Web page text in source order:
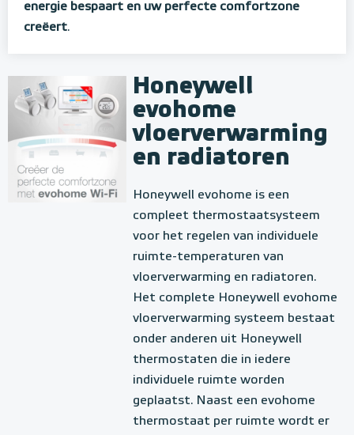
energie bespaart en uw perfecte comfortzone
creëert.
Honeywell
evohome
vloerverwarming
en radiatoren
Honeywell evohome is een
compleet thermostaatsysteem
voor het regelen van individuele
ruimte-temperaturen van
vloerverwarming en radiatoren.
Het complete Honeywell evohome
vloerverwarming systeem bestaat
onder anderen uit Honeywell
thermostaten die in iedere
individuele ruimte worden
geplaatst. Naast een evohome
thermostaat per ruimte wordt er